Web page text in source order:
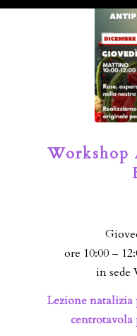
ore 10:00 –
in sede
Lezione
centrotavola